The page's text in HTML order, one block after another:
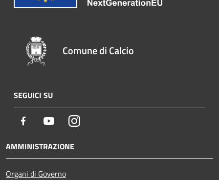
Comune di Calcio
SEGUICI SU
Facebook YoutubeInstagram
AMMINISTRAZIONE
Organi di Governo